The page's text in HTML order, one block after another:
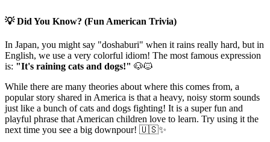
💡 Did You Know? (Fun American Trivia)
In Japan, you might say "doshaburi" when it rains really hard, but in
English, we use a very colorful idiom! The most famous expression
is: "It's raining cats and dogs!" 🐶🐱
While there are many theories about where this comes from, a
popular story shared in America is that a heavy, noisy storm sounds
just like a bunch of cats and dogs fighting! It is a super fun and
playful phrase that American children love to learn. Try using it the
next time you see a big downpour! 🇺🇸✨